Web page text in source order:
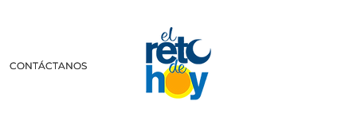
CONTÁCTANOS
CONTÁCTANOS